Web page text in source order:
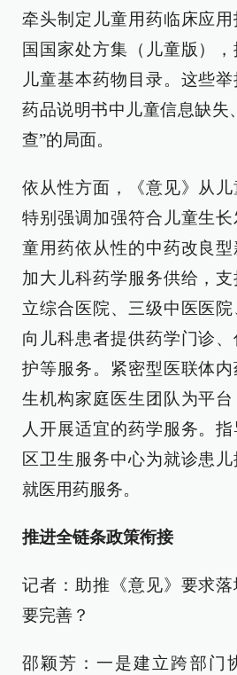
牵头制定儿童用药临床应
国国家处方集（儿童版）
儿童基本药物目录。这些
药品说明书中儿童信息缺失
查”的局面。
依从性方面，《意见》从儿
特别强调加强符合儿童生
童用药依从性的中药改良型
加大儿科药学服务供给，
立综合医院、三级中医医
向儿科患者提供药学门诊
护等服务。紧密型医联体
生机构家庭医生团队为平
人开展适宜的药学服务。
区卫生服务中心为就诊患
就医用药服务。
推进全链条政策衔接
记者：助推《意见》要求
要完善？
邵颖芳：一是建立跨部门